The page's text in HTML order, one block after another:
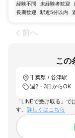
経験不問
未経験者歓迎
長期歓迎
駅近5分以内
前へ
この
千葉県 / 谷津駅
週2・3日からOK
「LINEで受け取る」
す。 詳しくはこちら